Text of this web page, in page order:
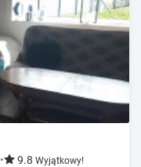
• 9.8 Wyjątkowy!